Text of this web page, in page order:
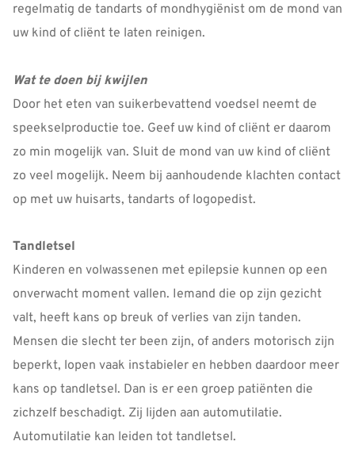
regelmatig de tandarts of mondhygiënist om de mond van
uw kind of cliënt te laten reinigen.
Wat te doen bij kwijlen
Door het eten van suikerbevattend voedsel neemt de
speekselproductie toe. Geef uw kind of cliënt er daarom
zo min mogelijk van. Sluit de mond van uw kind of cliënt
zo veel mogelijk. Neem bij aanhoudende klachten contact
op met uw huisarts, tandarts of logopedist.
Tandletsel
Kinderen en volwassenen met epilepsie kunnen op een
onverwacht moment vallen. Iemand die op zijn gezicht
valt, heeft kans op breuk of verlies van zijn tanden.
Mensen die slecht ter been zijn, of anders motorisch zijn
beperkt, lopen vaak instabieler en hebben daardoor meer
kans op tandletsel. Dan is er een groep patiënten die
zichzelf beschadigt. Zij lijden aan automutilatie.
Automutilatie kan leiden tot tandletsel.